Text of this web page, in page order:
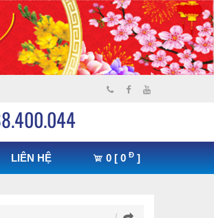
LIÊN HỆ 0 [ 0 Đ ]